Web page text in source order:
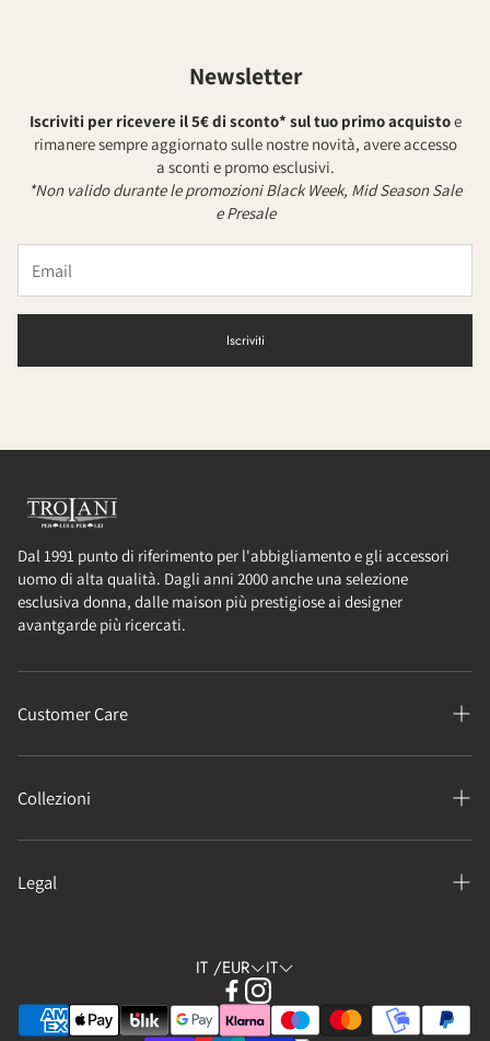
Newsletter
Iscriviti per ricevere il 5€ di sconto* sul tuo primo acquistoe
rimanere sempre aggiornato sulle nostre novità, avere accesso
a sconti e promo esclusivi.
*Non valido durante le promozioni Black Week, Mid Season Sale
e Presale
Iscriviti
Dal 1991 punto di riferimento per l'abbigliamento e gli accessori
uomo di alta qualità. Dagli anni 2000 anche una selezione
esclusiva donna, dalle maison più prestigiose ai designer
avantgarde più ricercati.
Customer Care
Chi siamo
Contatti
Punti vendita
Costi e tempi di spedizione
Collezioni
Summer Pre Sale
Donna
Legal
Cookie Policy
IT /EUR IT